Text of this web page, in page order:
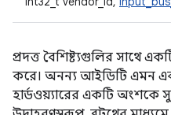
প্রদত্ত বৈশিষ্ট্যগুলির সাথে
করে। অনন্য আইডিটি এমন
হার্ডওয়্যারের একটি অংশকে